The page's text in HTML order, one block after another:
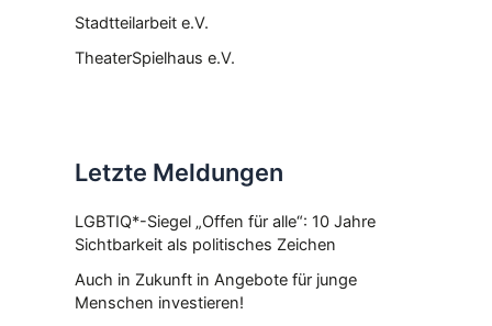
Stadtteilarbeit e.V.
TheaterSpielhaus e.V.
Letzte Meldungen
LGBTIQ*-Siegel „Offen für alle“: 10 Jahre
Sichtbarkeit als politisches Zeichen
Auch in Zukunft in Angebote für junge
Menschen investieren!